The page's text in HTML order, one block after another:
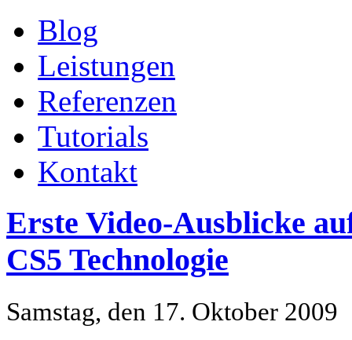
Blog
Leistungen
Referenzen
Tutorials
Kontakt
Erste Video-Ausblicke
CS5 Technologie
Samstag, den 17. Oktober 2009